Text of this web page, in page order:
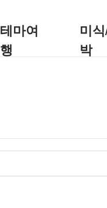
테마여
행
미
박